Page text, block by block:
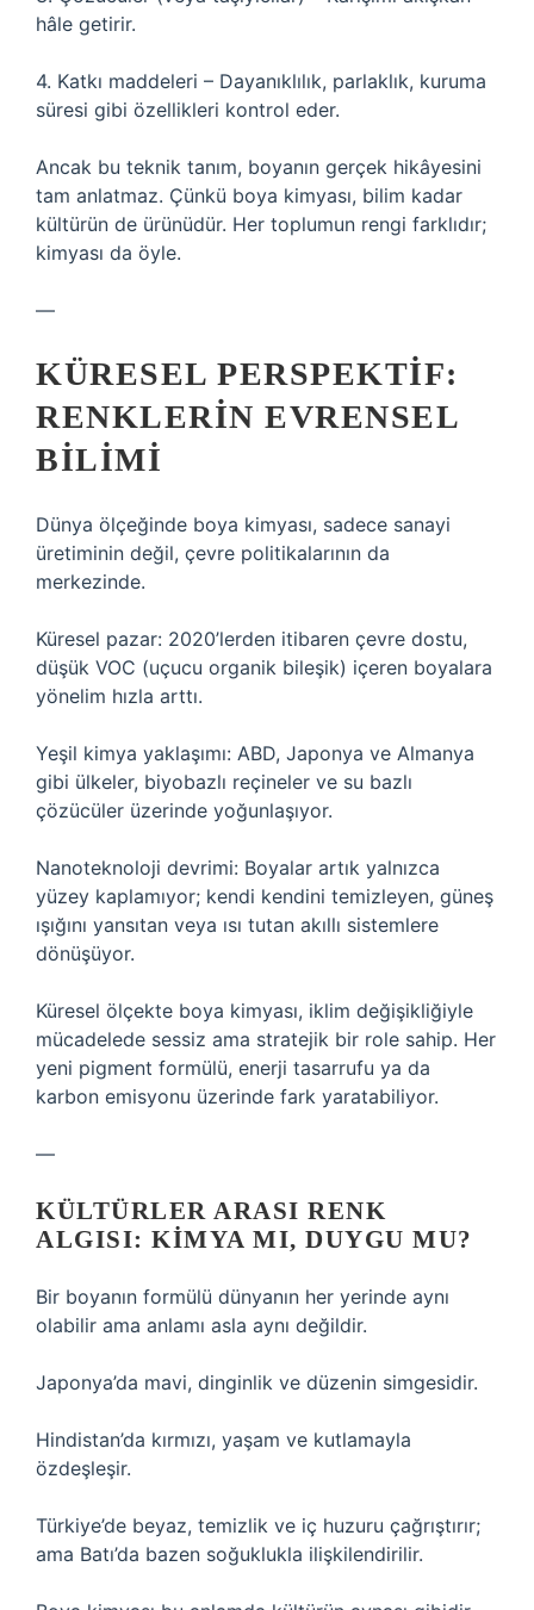
hâle getirir.
4. Katkı maddeleri – Dayanıklılık, parlaklık, kuruma
süresi gibi özellikleri kontrol eder.
Ancak bu teknik tanım, boyanın gerçek hikâyesini
tam anlatmaz. Çünkü boya kimyası, bilim kadar
kültürün de ürünüdür. Her toplumun rengi farklıdır;
kimyası da öyle.
—
KÜRESEL PERSPEKTIF:
RENKLERIN EVRENSEL
BILIMI
Dünya ölçeğinde boya kimyası, sadece sanayi
üretiminin değil, çevre politikalarının da
merkezinde.
Küresel pazar: 2020’lerden itibaren çevre dostu,
düşük VOC (uçucu organik bileşik) içeren boyalara
yönelim hızla arttı.
Yeşil kimya yaklaşımı: ABD, Japonya ve Almanya
gibi ülkeler, biyobazlı reçineler ve su bazlı
çözücüler üzerinde yoğunlaşıyor.
Nanoteknoloji devrimi: Boyalar artık yalnızca
yüzey kaplamıyor; kendi kendini temizleyen, güneş
ışığını yansıtan veya ısı tutan akıllı sistemlere
dönüşüyor.
Küresel ölçekte boya kimyası, iklim değişikliğiyle
mücadelede sessiz ama stratejik bir role sahip. Her
yeni pigment formülü, enerji tasarrufu ya da
karbon emisyonu üzerinde fark yaratabiliyor.
—
KÜLTÜRLER ARASI RENK
ALGISI: KIMYA MI, DUYGU MU?
Bir boyanın formülü dünyanın her yerinde aynı
olabilir ama anlamı asla aynı değildir.
Japonya’da mavi, dinginlik ve düzenin simgesidir.
Hindistan’da kırmızı, yaşam ve kutlamayla
özdeşleşir.
Türkiye’de beyaz, temizlik ve iç huzuru çağrıştırır;
ama Batı’da bazen soğuklukla ilişkilendirilir.